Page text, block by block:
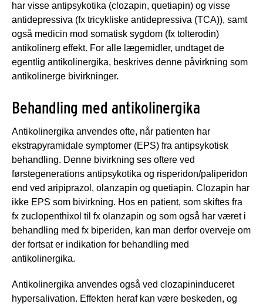
har visse antipsykotika (clozapin, quetiapin) og visse
antidepressiva (fx tricykliske antidepressiva (TCA)), samt
også medicin mod somatisk sygdom (fx tolterodin)
antikolinerg effekt. For alle lægemidler, undtaget de
egentlig antikolinergika, beskrives denne påvirkning som
antikolinerge bivirkninger.
Behandling med antikolinergika
Antikolinergika anvendes ofte, når patienten har
ekstrapyramidale symptomer (EPS) fra antipsykotisk
behandling. Denne bivirkning ses oftere ved
førstegenerations antipsykotika og risperidon/paliperidon
end ved aripiprazol, olanzapin og quetiapin. Clozapin har
ikke EPS som bivirkning. Hos en patient, som skiftes fra
fx zuclopenthixol til fx olanzapin og som også har været i
behandling med fx biperiden, kan man derfor overveje om
der fortsat er indikation for behandling med
antikolinergika.
Antikolinergika anvendes også ved clozapininduceret
hypersalivation. Effekten heraf kan være beskeden, og